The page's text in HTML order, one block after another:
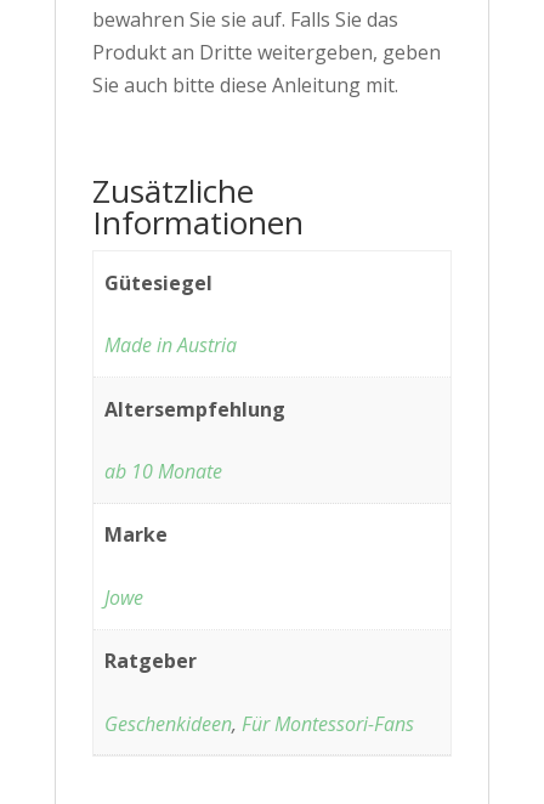
bewahren Sie sie auf. Falls Sie das
Produkt an Dritte weitergeben, geben
Sie auch bitte diese Anleitung mit.
Zusätzliche
Informationen
Gütesiegel
Made in Austria
Altersempfehlung
ab 10 Monate
Marke
Jowe
Ratgeber
Geschenkideen,Für Montessori-Fans